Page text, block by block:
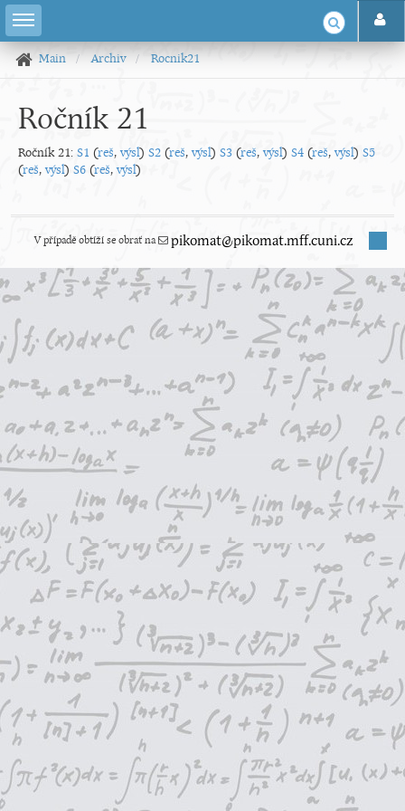
Main Archiv Rocnik21
Ročník 21
Ročník 21: S1 (reš,výsl) S2 (reš,výsl) S3 (reš,výsl) S4 (reš,výsl) S5
(reš,výsl) S6 (reš,výsl)
V případě obtíží se obrať na